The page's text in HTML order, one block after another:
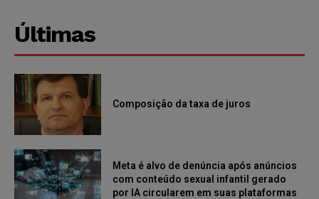
Últimas
Composição da taxa de juros
Meta é alvo de denúncia após anúncios
com conteúdo sexual infantil gerado
por IA circularem em suas plataformas